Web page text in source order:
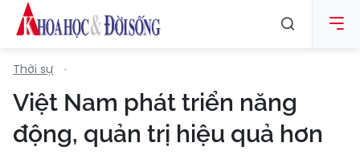
Thời sự
Việt Nam phát triển năng
động, quản trị hiệu quả hơn